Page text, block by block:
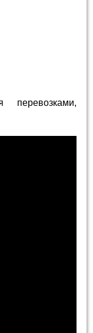
перевозками,